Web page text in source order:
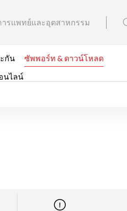
ารแพทย์และอุตสาหกรรม
กัน
ซัพพอร์ท & ดาวน์โหลด
นไลน์